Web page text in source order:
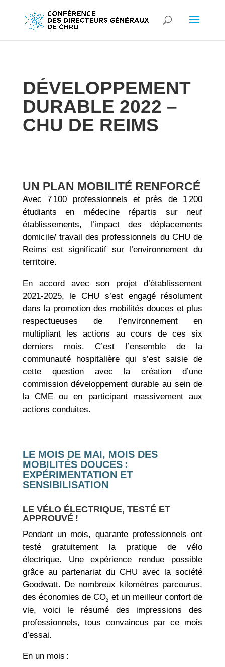
DÉVELOPPEMENT
DURABLE 2022 –
CHU DE REIMS
UN PLAN MOBILITÉ RENFORCÉ
Avec 7 100 professionnels et près de 1 200
étudiants en médecine répartis sur neuf
établissements, l’impact des déplacements
domicile/ travail des professionnels du CHU de
Reims est significatif sur l’environnement du
territoire.
En accord avec son projet d’établissement
2021-2025, le CHU s’est engagé résolument
dans la promotion des mobilités douces et plus
respectueuses de l’environnement en
multipliant les actions au cours de ces six
derniers mois. C’est l’ensemble de la
communauté hospitalière qui s’est saisie de
cette question avec la création d’une
commission développement durable au sein de
la CME ou en participant massivement aux
actions conduites.
LE MOIS DE MAI, MOIS DES
MOBILITÉS DOUCES :
EXPÉRIMENTATION ET
SENSIBILISATION
LE VÉLO ÉLECTRIQUE, TESTÉ ET
APPROUVÉ !
Pendant un mois, quarante professionnels ont
testé gratuitement la pratique de vélo
électrique. Une expérience rendue possible
grâce au partenariat du CHU avec la société
Goodwatt. De nombreux kilomètres parcourus,
des économies de CO2 et un meilleur confort de
vie, voici le résumé des impressions des
professionnels, tous convaincus par ce mois
d’essai.
En un mois :